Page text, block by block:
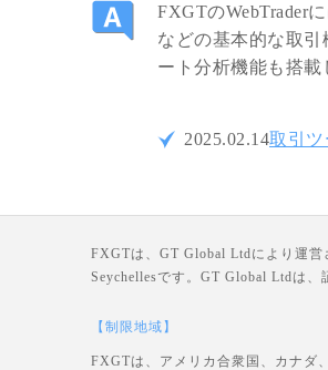
FXGTのWebTrader
などの基本的な取
ート分析機能も搭載
2025.02.14取引ツ
FXGTは、GT Global Ltdにより運
Seychellesです。GT Global Ltdは、
【制限地域】
FXGTは、アメリカ合衆国、カナダ